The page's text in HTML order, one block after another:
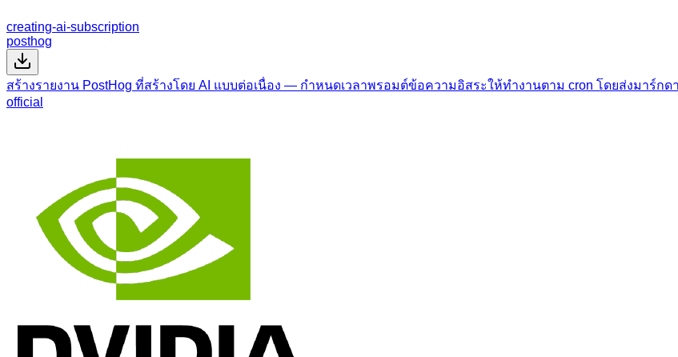
creating-ai-subscription
posthog
สร้างรายงาน PostHog ที่สร้างโดย AI แบบต่อเนื่อง — กำหนดเวลาพรอมต์ข้อความอิสระให้ทำงานตาม cron โดยส่งมาร์ก
official